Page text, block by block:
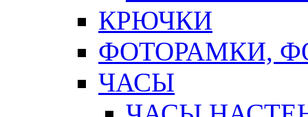
КРЮЧКИ
ФОТОРАМКИ,
ЧАСЫ